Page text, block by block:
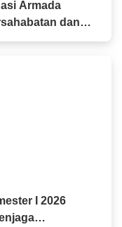
Armada
dan
I 2026